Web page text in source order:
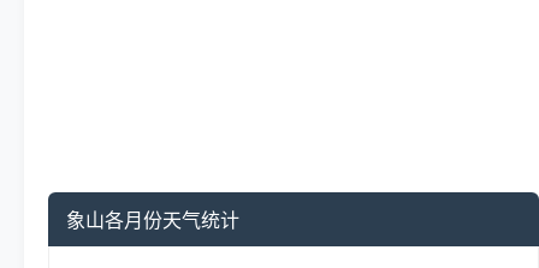
象山各月份天气统计